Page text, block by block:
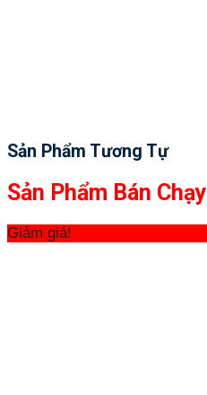
Sản Phẩm Tương Tự
Sản Phẩm Bán Chạy
Giảm giá!